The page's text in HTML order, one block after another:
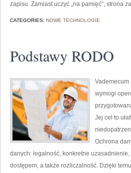
zapisu. Zamiast uczyć „na pamięć”, strona
CATEGORIES: NOWE TECHNOLOGIE
Podstawy RODO
wymogi
Jej cel to
Ochrona
danych: legalność, konkretne
dostępem, a także rozliczalność. Dzięki